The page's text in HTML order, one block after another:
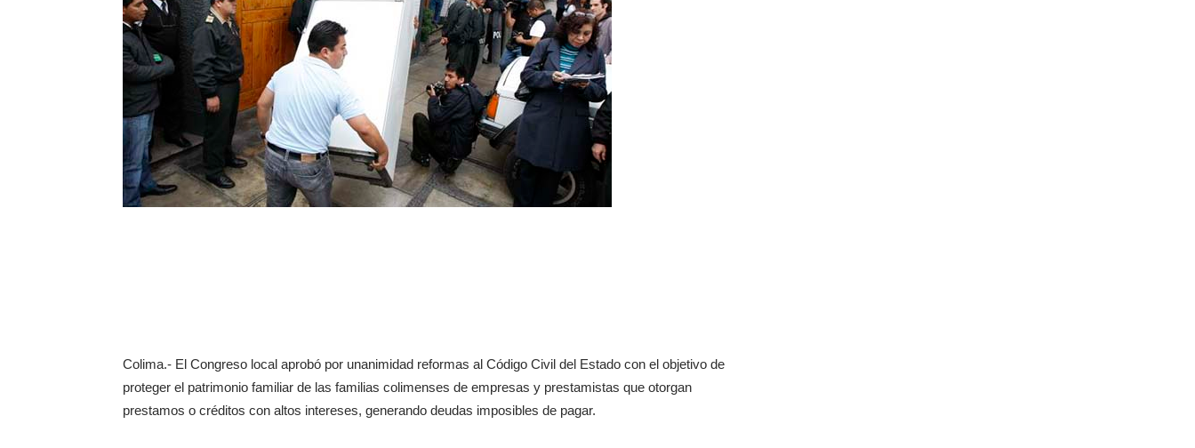
Colima.- El Congreso local aprobó por unanimidad reformas al Código Civil del Estado con el objetivo de
proteger el patrimonio familiar de las familias colimenses de empresas y prestamistas que otorgan
prestamos o créditos con altos intereses, generando deudas imposibles de pagar.